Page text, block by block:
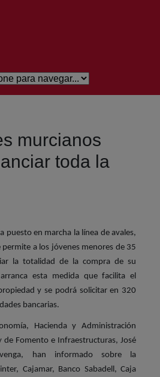
murcianos
toda la
puesto en marcha la línea de avales,
permite a los jóvenes menores de 35
la totalidad de la compra de su
esta medida que facilita el
y se podrá solicitar en 320
bancarias.
Hacienda y Administración
de Fomento e Infraestructuras, José
han informado sobre la
Cajamar, Banco Sabadell, Caja